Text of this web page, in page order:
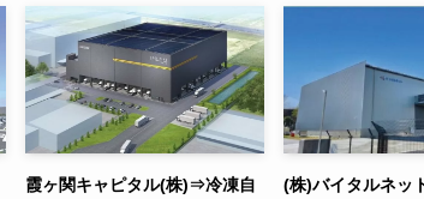
霞ヶ関キャピタル(株)⇒冷凍自
(株)バイタルネッ